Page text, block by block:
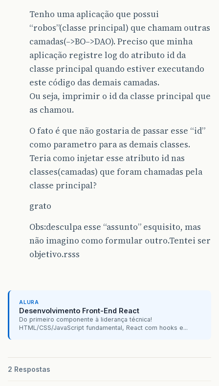
Tenho uma aplicação que possui
“robos”(classe principal) que chamam outras
camadas(–>BO–>DAO). Preciso que minha
aplicação registre log do atributo id da
classe principal quando estiver executando
este código das demais camadas.
Ou seja, imprimir o id da classe principal que
as chamou.
O fato é que não gostaria de passar esse “id”
como parametro para as demais classes.
Teria como injetar esse atributo id nas
classes(camadas) que foram chamadas pela
classe principal?
grato
Obs:desculpa esse “assunto” esquisito, mas
não imagino como formular outro.Tentei ser
objetivo.rsss
ALURA
Desenvolvimento Front-End React
Do primeiro componente à liderança técnica!
HTML/CSS/JavaScript fundamental, React com hooks e...
2 Respostas